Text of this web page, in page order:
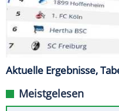
Aktuelle Ergebnisse,
Meistgelesen